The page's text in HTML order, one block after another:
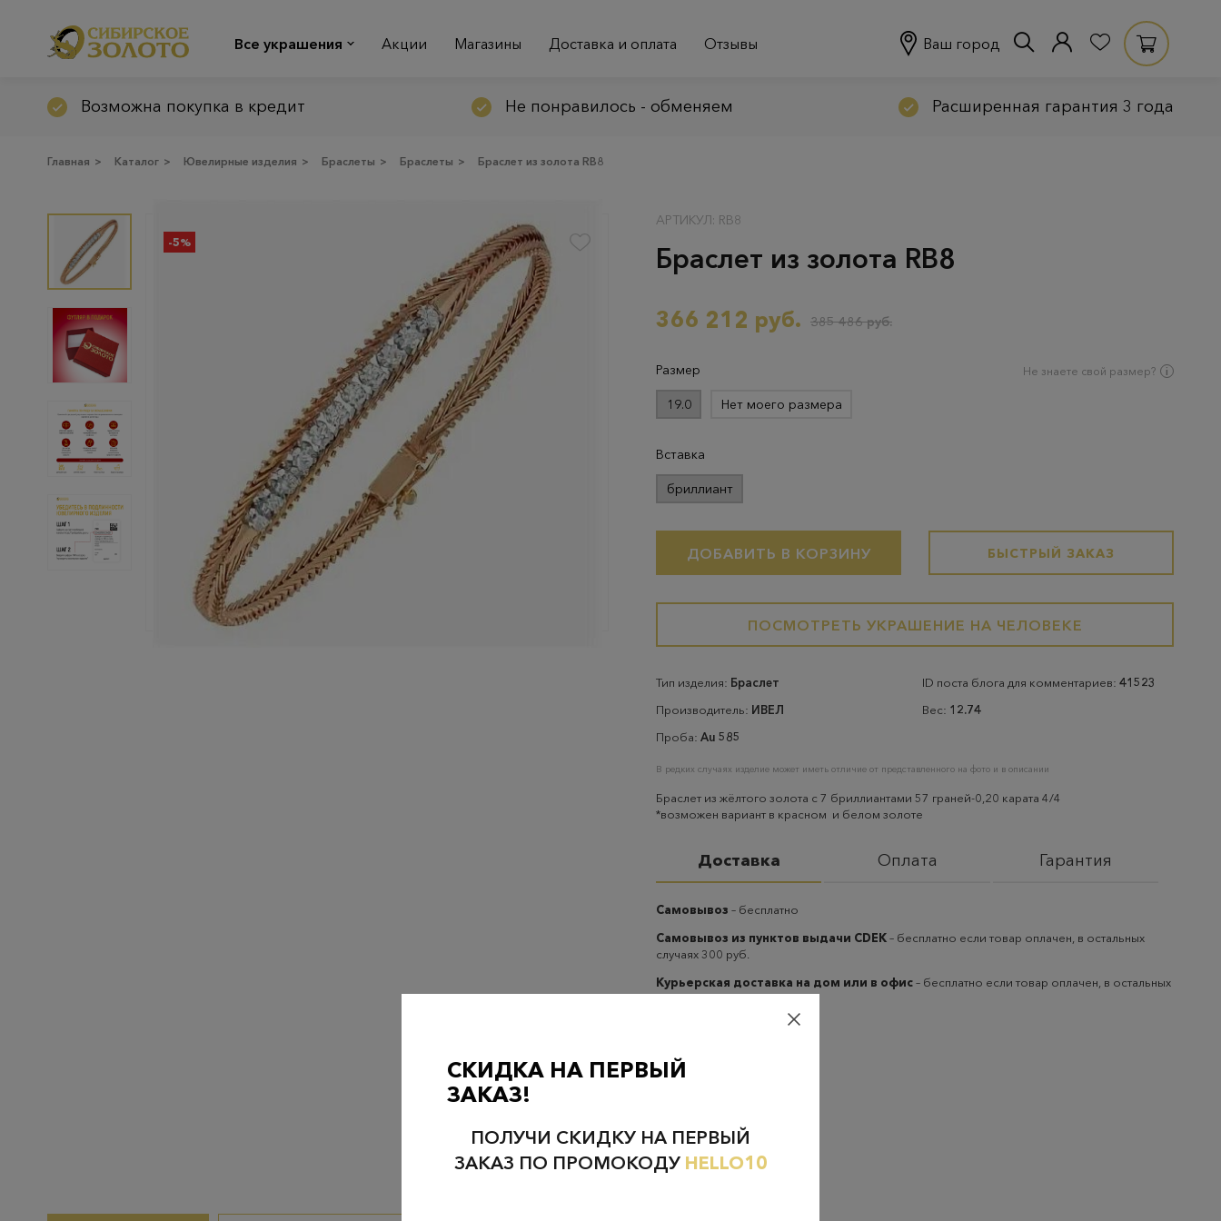
Все украшения Акции Магазины Доставка и оплата Отзывы Ваш город
Возможна покупка в кредит Не понравилось - обменяем Расширенная гарантия 3 года
Главная > Каталог > Ювелирные изделия > Браслеты > Браслеты > Браслет из золота RB8
-5%
АРТИКУЛ: RB8
Браслет из золота RB8
366 212 руб. 385 486 руб.
Размер Не знаете свой размер?
19.0 Нет моего размера
Вставка
бриллиант
ДОБАВИТЬ В КОРЗИНУ БЫСТРЫЙ ЗАКАЗ
ПОСМОТРЕТЬ УКРАШЕНИЕ НА ЧЕЛОВЕКЕ
Тип изделия: Браслет
Производитель: ИВЕЛ
Проба: Au 585
ID поста блога для комментариев: 41523
Вес: 12.74
В редких случаях изделие может иметь отличие от представленного на фото и в описании
Браслет из жёлтого золота с 7 бриллиантами 57 граней-0,20 карата 4/4
*возможен вариант в красном и белом золоте
Доставка Оплата Гарантия
Самовывоз – бесплатно
Самовывоз из пунктов выдачи CDEK– бесплатно если товар оплачен, в остальных
случаях 300 руб.
Курьерская доставка на дом или в офис– бесплатно если товар оплачен, в остальных
случаях 300 руб.
Проверьте наличие в магазинах
СКИДКА НА ПЕРВЫЙ
ЗАКАЗ!
ПОЛУЧИ СКИДКУ НА ПЕРВЫЙ
ЗАКАЗ ПО ПРОМОКОДУ HELLO10